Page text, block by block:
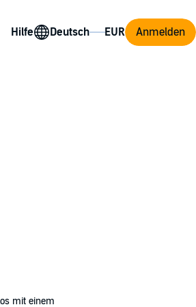
Hilfe Anmelden
beauty is
mit einem